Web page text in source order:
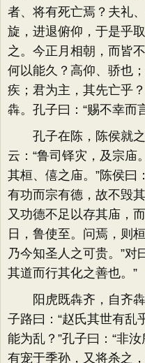
者、将有死亡焉？夫礼
旋，进退俯仰，于是乎
之。今正月相朝，而皆
何以能久？高仰、骄也
疾；君为主，其先亡乎
犇。孔子曰：“赐不幸而
孔子在陈，陈侯就之
云：“鲁司铎灾，及宗庙
其桓、僖之庙。”陈侯曰
有功而宗有德，故不毁
又功德不足以存其庙，
日，鲁使至。问焉，则
乃今知圣人之可贵。”对
其道而行其化之善也。”
阳虎既犇齐，自齐犇
子路曰：“赵氏其世有乱
能为乱？”孔子曰：“非
有宠于季孙，又将杀之